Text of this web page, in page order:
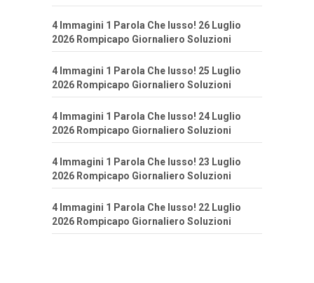
4 Immagini 1 Parola Che lusso! 26 Luglio
2026 Rompicapo Giornaliero Soluzioni
4 Immagini 1 Parola Che lusso! 25 Luglio
2026 Rompicapo Giornaliero Soluzioni
4 Immagini 1 Parola Che lusso! 24 Luglio
2026 Rompicapo Giornaliero Soluzioni
4 Immagini 1 Parola Che lusso! 23 Luglio
2026 Rompicapo Giornaliero Soluzioni
4 Immagini 1 Parola Che lusso! 22 Luglio
2026 Rompicapo Giornaliero Soluzioni